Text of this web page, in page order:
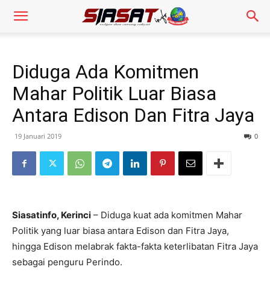
Diduga Ada Komitmen
Mahar Politik Luar Biasa
Antara Edison Dan Fitra Jaya
19 Januari 2019 0
Siasatinfo, Kerinci – Diduga kuat ada komitmen Mahar
Politik yang luar biasa antara Edison dan Fitra Jaya,
hingga Edison melabrak fakta-fakta keterlibatan Fitra Jaya
sebagai penguru Perindo.